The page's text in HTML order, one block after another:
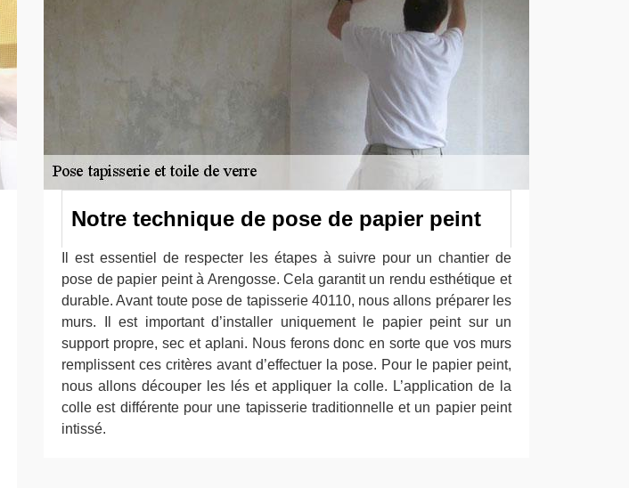
Notre technique de pose de papier peint
Il est essentiel de respecter les étapes à suivre pour un chantier de
pose de papier peint à Arengosse. Cela garantit un rendu esthétique et
durable. Avant toute pose de tapisserie 40110, nous allons préparer les
murs. Il est important d’installer uniquement le papier peint sur un
support propre, sec et aplani. Nous ferons donc en sorte que vos murs
remplissent ces critères avant d’effectuer la pose. Pour le papier peint,
nous allons découper les lés et appliquer la colle. L’application de la
colle est différente pour une tapisserie traditionnelle et un papier peint
intissé.